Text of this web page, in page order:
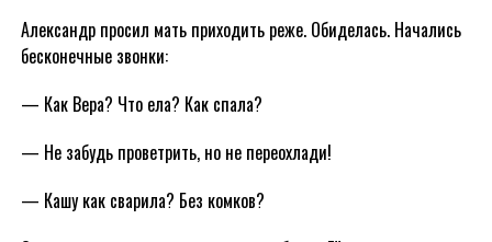
Александр просил мать приходить реже. Обиделась. Начались
бесконечные звонки:
— Как Вера? Что ела? Как спала?
— Не забудь проветрить, но не переохлади!
— Кашу как сварила? Без комков?